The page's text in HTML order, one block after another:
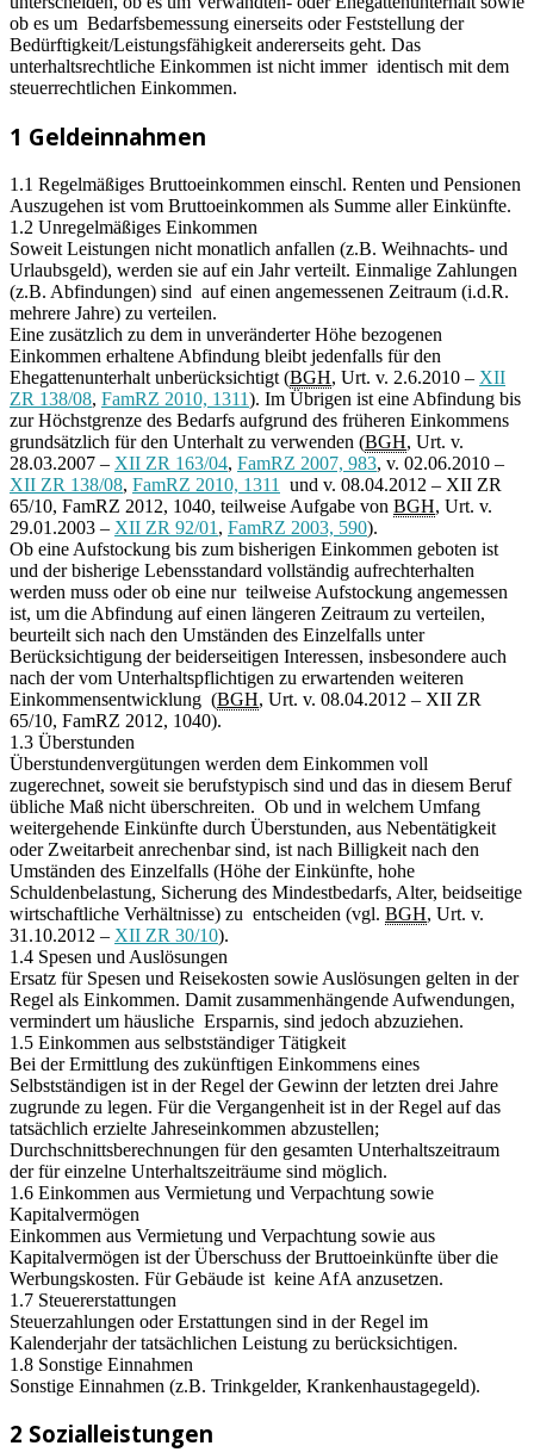
ob es um Bedarfsbemessung einerseits oder Feststellung der
Bedürftigkeit/Leistungsfähigkeit andererseits geht. Das
unterhaltsrechtliche Einkommen ist nicht immer identisch mit dem
steuerrechtlichen Einkommen.
1 Geldeinnahmen
1.1 Regelmäßiges Bruttoeinkommen einschl. Renten und Pensionen
Auszugehen ist vom Bruttoeinkommen als Summe aller Einkünfte.
1.2 Unregelmäßiges Einkommen
Soweit Leistungen nicht monatlich anfallen (z.B. Weihnachts- und
Urlaubsgeld), werden sie auf ein Jahr verteilt. Einmalige Zahlungen
(z.B. Abfindungen) sind auf einen angemessenen Zeitraum (i.d.R.
mehrere Jahre) zu verteilen.
Eine zusätzlich zu dem in unveränderter Höhe bezogenen
Einkommen erhaltene Abfindung bleibt jedenfalls für den
Ehegattenunterhalt unberücksichtigt (BGH, Urt. v. 2.6.2010 – XII
ZR 138/08, FamRZ 2010, 1311). Im Übrigen ist eine Abfindung bis
zur Höchstgrenze des Bedarfs aufgrund des früheren Einkommens
grundsätzlich für den Unterhalt zu verwenden (BGH, Urt. v.
28.03.2007 – XII ZR 163/04, FamRZ 2007, 983, v. 02.06.2010 –
XII ZR 138/08, FamRZ 2010, 1311
und v. 08.04.2012 – XII ZR
65/10, FamRZ 2012, 1040, teilweise Aufgabe von BGH, Urt. v.
29.01.2003 – XII ZR 92/01 , FamRZ 2003, 590).
Ob eine Aufstockung bis zum bisherigen Einkommen geboten ist
und der bisherige Lebensstandard vollständig aufrechterhalten
werden muss oder ob eine nur teilweise Aufstockung angemessen
ist, um die Abfindung auf einen längeren Zeitraum zu verteilen,
beurteilt sich nach den Umständen des Einzelfalls unter
Berücksichtigung der beiderseitigen Interessen, insbesondere auch
nach der vom Unterhaltspflichtigen zu erwartenden weiteren
Einkommensentwicklung (BGH, Urt. v. 08.04.2012 – XII ZR
65/10, FamRZ 2012, 1040).
1.3 Überstunden
Überstundenvergütungen werden dem Einkommen voll
zugerechnet, soweit sie berufstypisch sind und das in diesem Beruf
übliche Maß nicht überschreiten. Ob und in welchem Umfang
weitergehende Einkünfte durch Überstunden, aus Nebentätigkeit
oder Zweitarbeit anrechenbar sind, ist nach Billigkeit nach den
Umständen des Einzelfalls (Höhe der Einkünfte, hohe
Schuldenbelastung, Sicherung des Mindestbedarfs, Alter, beidseitige
wirtschaftliche Verhältnisse) zu entscheiden (vgl. BGH, Urt. v.
31.10.2012 – XII ZR 30/10).
1.4 Spesen und Auslösungen
Ersatz für Spesen und Reisekosten sowie Auslösungen gelten in der
Regel als Einkommen. Damit zusammenhängende Aufwendungen,
vermindert um häusliche Ersparnis, sind jedoch abzuziehen.
1.5 Einkommen aus selbstständiger Tätigkeit
Bei der Ermittlung des zukünftigen Einkommens eines
Selbstständigen ist in der Regel der Gewinn der letzten drei Jahre
zugrunde zu legen. Für die Vergangenheit ist in der Regel auf das
tatsächlich erzielte Jahreseinkommen abzustellen;
Durchschnittsberechnungen für den gesamten Unterhaltszeitraum
der für einzelne Unterhaltszeiträume sind möglich.
1.6 Einkommen aus Vermietung und Verpachtung sowie
Kapitalvermögen
Einkommen aus Vermietung und Verpachtung sowie aus
Kapitalvermögen ist der Überschuss der Bruttoeinkünfte über die
Werbungskosten. Für Gebäude ist keine AfA anzusetzen.
1.7 Steuererstattungen
Steuerzahlungen oder Erstattungen sind in der Regel im
Kalenderjahr der tatsächlichen Leistung zu berücksichtigen.
1.8 Sonstige Einnahmen
Sonstige Einnahmen (z.B. Trinkgelder, Krankenhaustagegeld).
2 Sozialleistungen